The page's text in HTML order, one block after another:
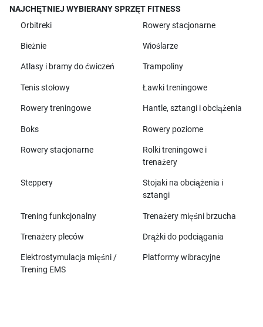
NAJCHĘTNIEJ WYBIERANY SPRZĘT FITNESS
Orbitreki
Rowery stacjonarne
Bieżnie Wioślarze
Atlasy i bramy do ćwiczeń Trampoliny
Tenis stołowy Ławki treningowe
Rowery treningowe Hantle, sztangi i obciążenia
Boks Rowery poziome
Rowery stacjonarne
Rolki treningowe i
trenażery
Steppery
Stojaki na obciążenia i
sztangi
Trening funkcjonalny Trenażery mięśni brzucha
Trenażery pleców Drążki do podciągania
Elektrostymulacja mięśni /
Trening EMS
Platformy wibracyjne